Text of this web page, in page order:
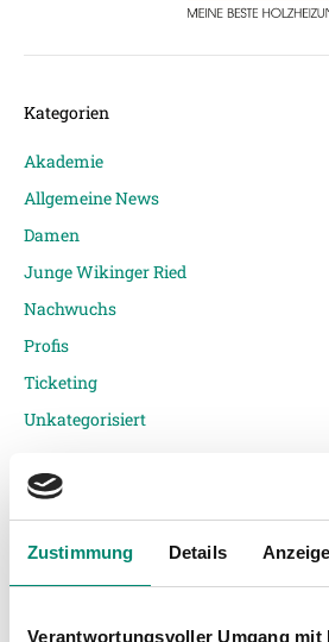
Zustimmung Details
Verantwortungsvoller Umgang mit
Kategorien
Akademie
Allgemeine News
Damen
Junge Wikinger Ried
Nachwuchs
Profis
Ticketing
Unkategorisiert